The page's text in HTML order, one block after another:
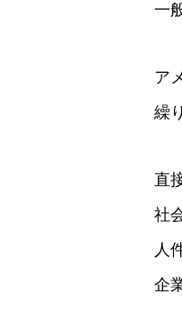
一
ア
繰
直
社
人
企